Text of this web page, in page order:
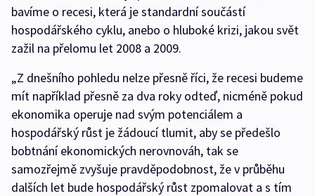
bavíme o recesi, která je standardní součástí
hospodářského cyklu, anebo o hluboké krizi, jakou svět
zažil na přelomu let 2008 a 2009.
„Z dnešního pohledu nelze přesně říci, že recesi budeme
mít například přesně za dva roky odteď, nicméně pokud
ekonomika operuje nad svým potenciálem a
hospodářský růst je žádoucí tlumit, aby se předešlo
bobtnání ekonomických nerovnováh, tak se
samozřejmě zvyšuje pravděpodobnost, že v průběhu
dalších let bude hospodářský růst zpomalovat a s tím